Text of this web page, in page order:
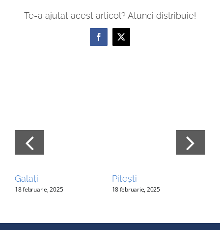
Te-a ajutat acest articol? Atunci distribuie!
Facebook
X
Galați
18 februarie, 2025
Pitești
18 februarie, 2025